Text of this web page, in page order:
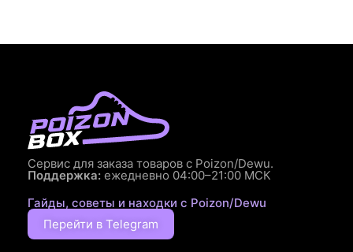
Сервис для заказа товаров с Poizon/Dewu.
Поддержка: ежедневно 04:00–21:00 МСК
Гайды, советы и находки с Poizon/Dewu
Перейти в Telegram